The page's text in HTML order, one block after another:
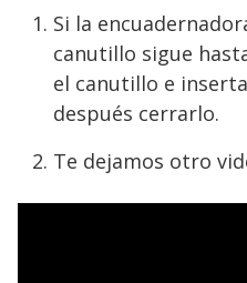
Si la
canutillo sigue
el canutillo e
después cerrarlo.
Te dejamos otro